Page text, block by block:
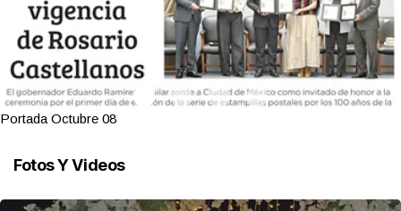
Portada Octubre 08
Fotos Y Videos